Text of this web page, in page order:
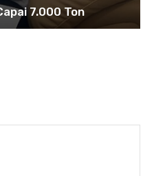
7.000 Ton